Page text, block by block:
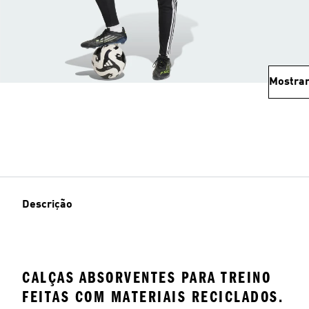
Descrição
CALÇAS ABSORVENTES PARA TREINO
FEITAS COM MATERIAIS RECICLADOS.